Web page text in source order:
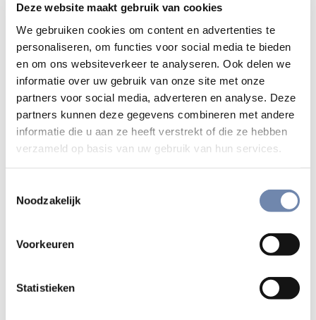
Deze website maakt gebruik van cookies
We gebruiken cookies om content en advertenties te
personaliseren, om functies voor social media te bieden
en om ons websiteverkeer te analyseren. Ook delen we
informatie over uw gebruik van onze site met onze
partners voor social media, adverteren en analyse. Deze
partners kunnen deze gegevens combineren met andere
informatie die u aan ze heeft verstrekt of die ze hebben
verzameld op basis van uw gebruik van hun services.
Noodzakelijk
Voorkeuren
Statistieken
mij opgekomen. Tijdens de vreugde van die zomer en de
diepe pijn die erop volgde, werd de gelofte van
maagdelijkheid voor mij voor de eerste keer een realiteit.
Godservaringen
Toen Ignatius van Loyola tegen het eind van zijn leven zijn
pelgrimstocht beschreef, koos hij een paar beslissende
gebeurtenissen die hem gevormd hadden: de bijna
psychotische kwellingen in Manresa, het visioen van God-
worden bij de kapel van La Storta. Dit waren geen
georganiseerd, maar
aanrakingen door het goddelijke,
Op een
weliswaar veel lager niveau zou ik willen wijzen op iets
gelijkaardigs tijdens mijn pelgrimstocht.